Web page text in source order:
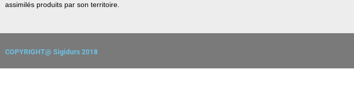
assimilés produits par son territoire.
COPYRIGHT@ Sigidurs 2018